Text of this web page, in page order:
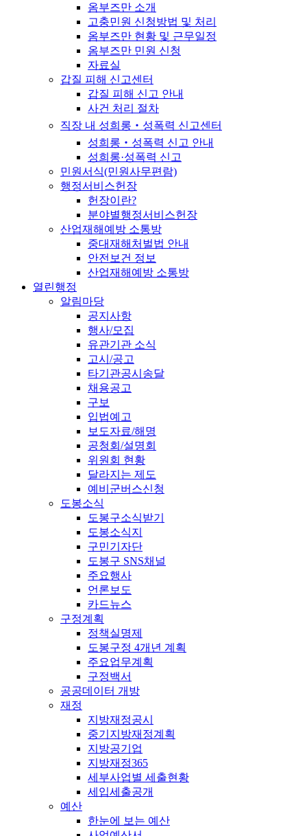
옴부즈만 소개
고충민원 신청방법 및 처리
옴부즈만 현황 및 근무일정
옴부즈만 민원 신청
자료실
갑질 피해 신고센터
갑질 피해 신고 안내
사건 처리 절차
직장 내 성희롱‧성폭력 신고센터
성희롱‧성폭력 신고 안내
성희롱·성폭력 신고
민원서식(민원사무편람)
행정서비스헌장
헌장이란?
분야별행정서비스헌장
산업재해예방 소통방
중대재해처벌법 안내
안전보건 정보
산업재해예방 소통방
열린행정
알림마당
공지사항
행사/모집
유관기관 소식
고시/공고
타기관공시송달
채용공고
구보
입법예고
보도자료/해명
공청회/설명회
위원회 현황
달라지는 제도
예비군버스신청
도봉소식
도봉구소식받기
도봉소식지
구민기자단
도봉구 SNS채널
주요행사
언론보도
카드뉴스
구정계획
정책실명제
도봉구정 4개년 계획
주요업무계획
구정백서
공공데이터 개방
재정
지방재정공시
중기지방재정계획
지방공기업
지방재정365
세부사업별 세출현황
세입세출공개
예산
한눈에 보는 예산